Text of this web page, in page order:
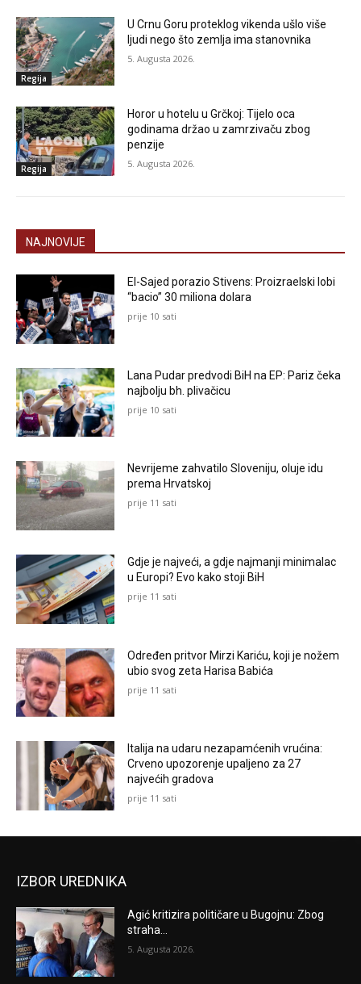
Regija
U Crnu Goru proteklog vikenda ušlo više
ljudi nego što zemlja ima stanovnika
5. Augusta 2026.
Regija
Horor u hotelu u Grčkoj: Tijelo oca
godinama držao u zamrzivaču zbog
penzije
5. Augusta 2026.
NAJNOVIJE
El-Sajed porazio Stivens: Proizraelski lobi
“bacio” 30 miliona dolara
prije 10 sati
Lana Pudar predvodi BiH na EP: Pariz čeka
najbolju bh. plivačicu
prije 10 sati
Nevrijeme zahvatilo Sloveniju, oluje idu
prema Hrvatskoj
prije 11 sati
Gdje je najveći, a gdje najmanji minimalac
u Europi? Evo kako stoji BiH
prije 11 sati
Određen pritvor Mirzi Kariću, koji je nožem
ubio svog zeta Harisa Babića
prije 11 sati
Italija na udaru nezapamćenih vrućina:
Crveno upozorenje upaljeno za 27
najvećih gradova
prije 11 sati
IZBOR UREDNIKA
Agić kritizira političare u Bugojnu: Zbog
straha...
5. Augusta 2026.